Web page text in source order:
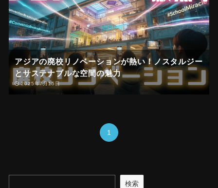
アジアの廃校リノベーションが熱い！ノスタルジー
とサステナブルな空間の魅力
2025年7月15日
1
検索